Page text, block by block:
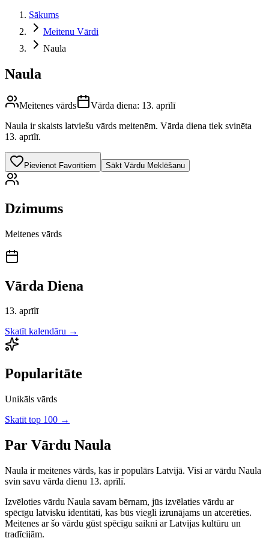
Sākums
Meitenu Vārdi
Naula
Naula
Meitenes vārds Vārda diena: 13. aprīlī
Naula ir skaists latviešu vārds meitenēm. Vārda diena tiek svinēta
13. aprīlī.
Pievienot Favorītiem Sākt Vārdu Meklēšanu
Dzimums
Meitenes vārds
Vārda Diena
13. aprīlī
Skatīt kalendāru →
Popularitāte
Unikāls vārds
Skatīt top 100 →
Par Vārdu Naula
Naula irmeitenes vārds, kas ir populārs Latvijā. Visi ar vārdu Naula
svin savu vārda dienu 13. aprīlī.
Izvēloties vārdu Naula savam bērnam, jūs izvēlaties vārdu ar
spēcīgu latvisku identitāti, kas būs viegli izrunājams un atcerēties.
Meitenes ar šo vārdu gūst spēcīgu saikni ar Latvijas kultūru un
tradīcijām.